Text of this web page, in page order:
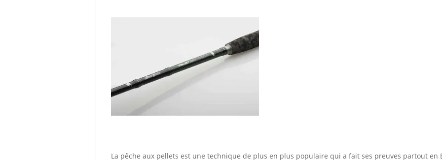
La pêche aux pellets est une technique de plus en plus populaire qui a fait ses preuves partout en